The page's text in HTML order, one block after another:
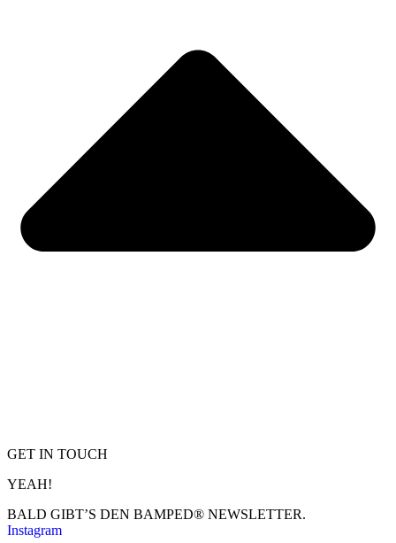
GET IN TOUCH
YEAH!
BALD GIBT’S DEN BAMPED® NEWSLETTER.
Instagram